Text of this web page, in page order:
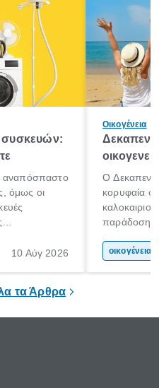
συσκευών:
αναπόσπαστο
όμως οι
η
10 Αύγ 2026
Οικογένεια
Ο
κορυφαία
παράδοση με
χώρας. Είτε
τα Άρθρα